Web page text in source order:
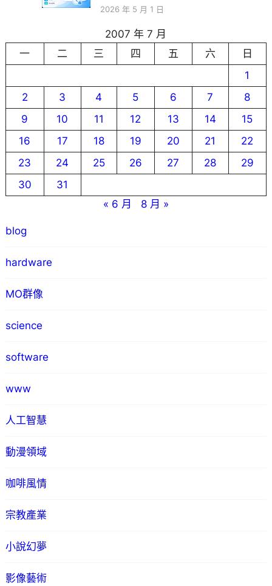
2026 年 5 月 1 日
2007 年 7 月
一
二 三 四 五 六
日
1
2
3 4 5 6 7
8
9
10 11 12 13 14
15
16
17 18 19 20 21
22
23
24 25 26 27 28
29
30
31
« 6 月
8 月 »
blog
hardware
MO群像
science
software
www
人工智慧
動漫領域
咖啡風情
宗教產業
小說幻夢
影像藝術